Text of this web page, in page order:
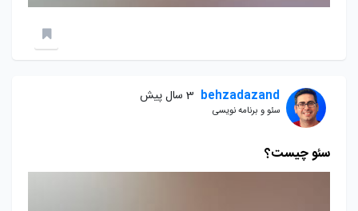
behzadazand 3 سال پیش
سئو و برنامه نویسی
سئو چیست؟